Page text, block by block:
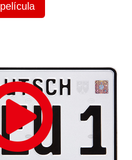
película